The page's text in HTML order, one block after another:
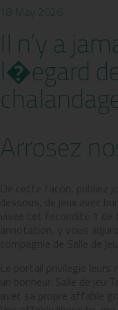
18 May 2026
Il n’y a
l�egard
Arrosez